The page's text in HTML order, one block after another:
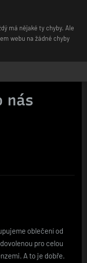
má nějaké ty chyby. Ale
webu na žádné chyby
nás
oblečení od
pro celou
A to je dobře.